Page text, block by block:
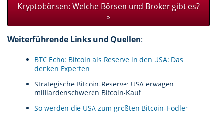
Kryptobörsen: Welche Börsen und Broker gibt es?
»
Weiterführende Links und Quellen:
BTC Echo: Bitcoin als Reserve in den USA: Das
denken Experten
Strategische Bitcoin-Reserve: USA erwägen
milliardenschweren Bitcoin-Kauf
So werden die USA zum größten Bitcoin-Hodler